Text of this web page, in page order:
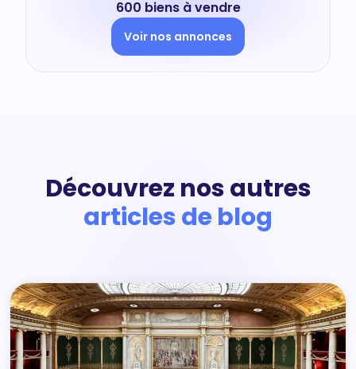
600 biens à vendre
Voir nos annonces
Découvrez nos autres
articles de blog